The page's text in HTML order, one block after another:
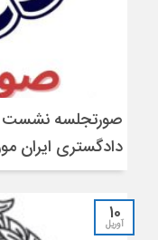
صورتجلسه نشست
دادگستری ایران مورخ ۱۳۹۹/
10
آوریل